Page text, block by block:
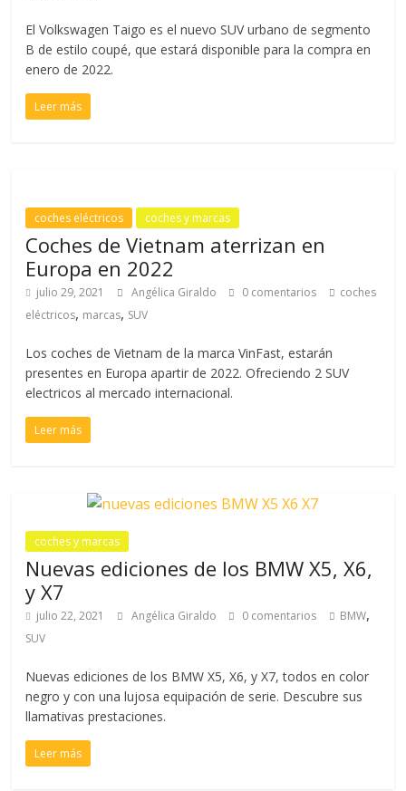
El Volkswagen Taigo es el nuevo SUV urbano de segmento
B de estilo coupé, que estará disponible para la compra en
enero de 2022.
Leer más
coches eléctricos coches y marcas
Coches de Vietnam aterrizan en
Europa en 2022
julio 29, 2021 Angélica Giraldo 0 comentarios
coches
eléctricos, marcas, SUV
Los coches de Vietnam de la marca VinFast, estarán
presentes en Europa apartir de 2022. Ofreciendo 2 SUV
electricos al mercado internacional.
Leer más
coches y marcas
Nuevas ediciones de los BMW X5, X6,
y X7
julio 22, 2021 Angélica Giraldo 0 comentarios BMW,
SUV
Nuevas ediciones de los BMW X5, X6, y X7, todos en color
negro y con una lujosa equipación de serie. Descubre sus
llamativas prestaciones.
Leer más